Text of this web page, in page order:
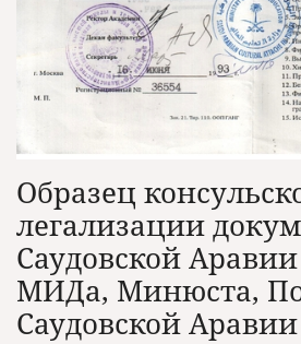
Образец
легализации
Саудовской
МИДа, Минюста,
Саудовской